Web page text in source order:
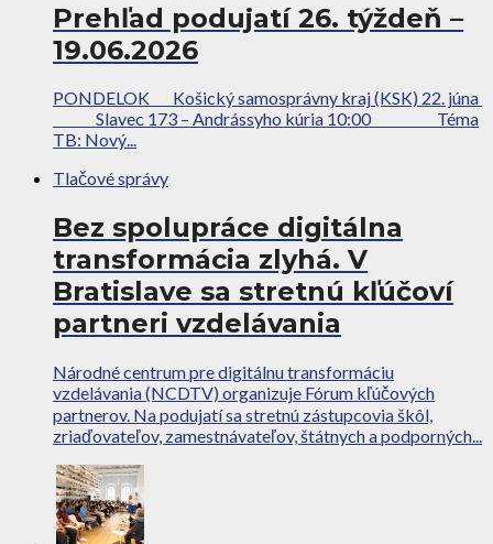
Prehľad podujatí 26. týždeň –
19.06.2026
PONDELOK Košický samosprávny kraj (KSK) 22. júna
Slavec 173 – Andrássyho kúria 10:00 Téma
TB: Nový...
Tlačové správy
Bez spolupráce digitálna
transformácia zlyhá. V
Bratislave sa stretnú kľúčoví
partneri vzdelávania
Národné centrum pre digitálnu transformáciu
vzdelávania (NCDTV) organizuje Fórum kľúčových
partnerov. Na podujatí sa stretnú zástupcovia škôl,
zriaďovateľov, zamestnávateľov, štátnych a podporných...